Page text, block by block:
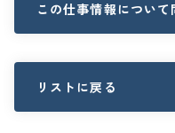
この仕事情報について
リストに戻る